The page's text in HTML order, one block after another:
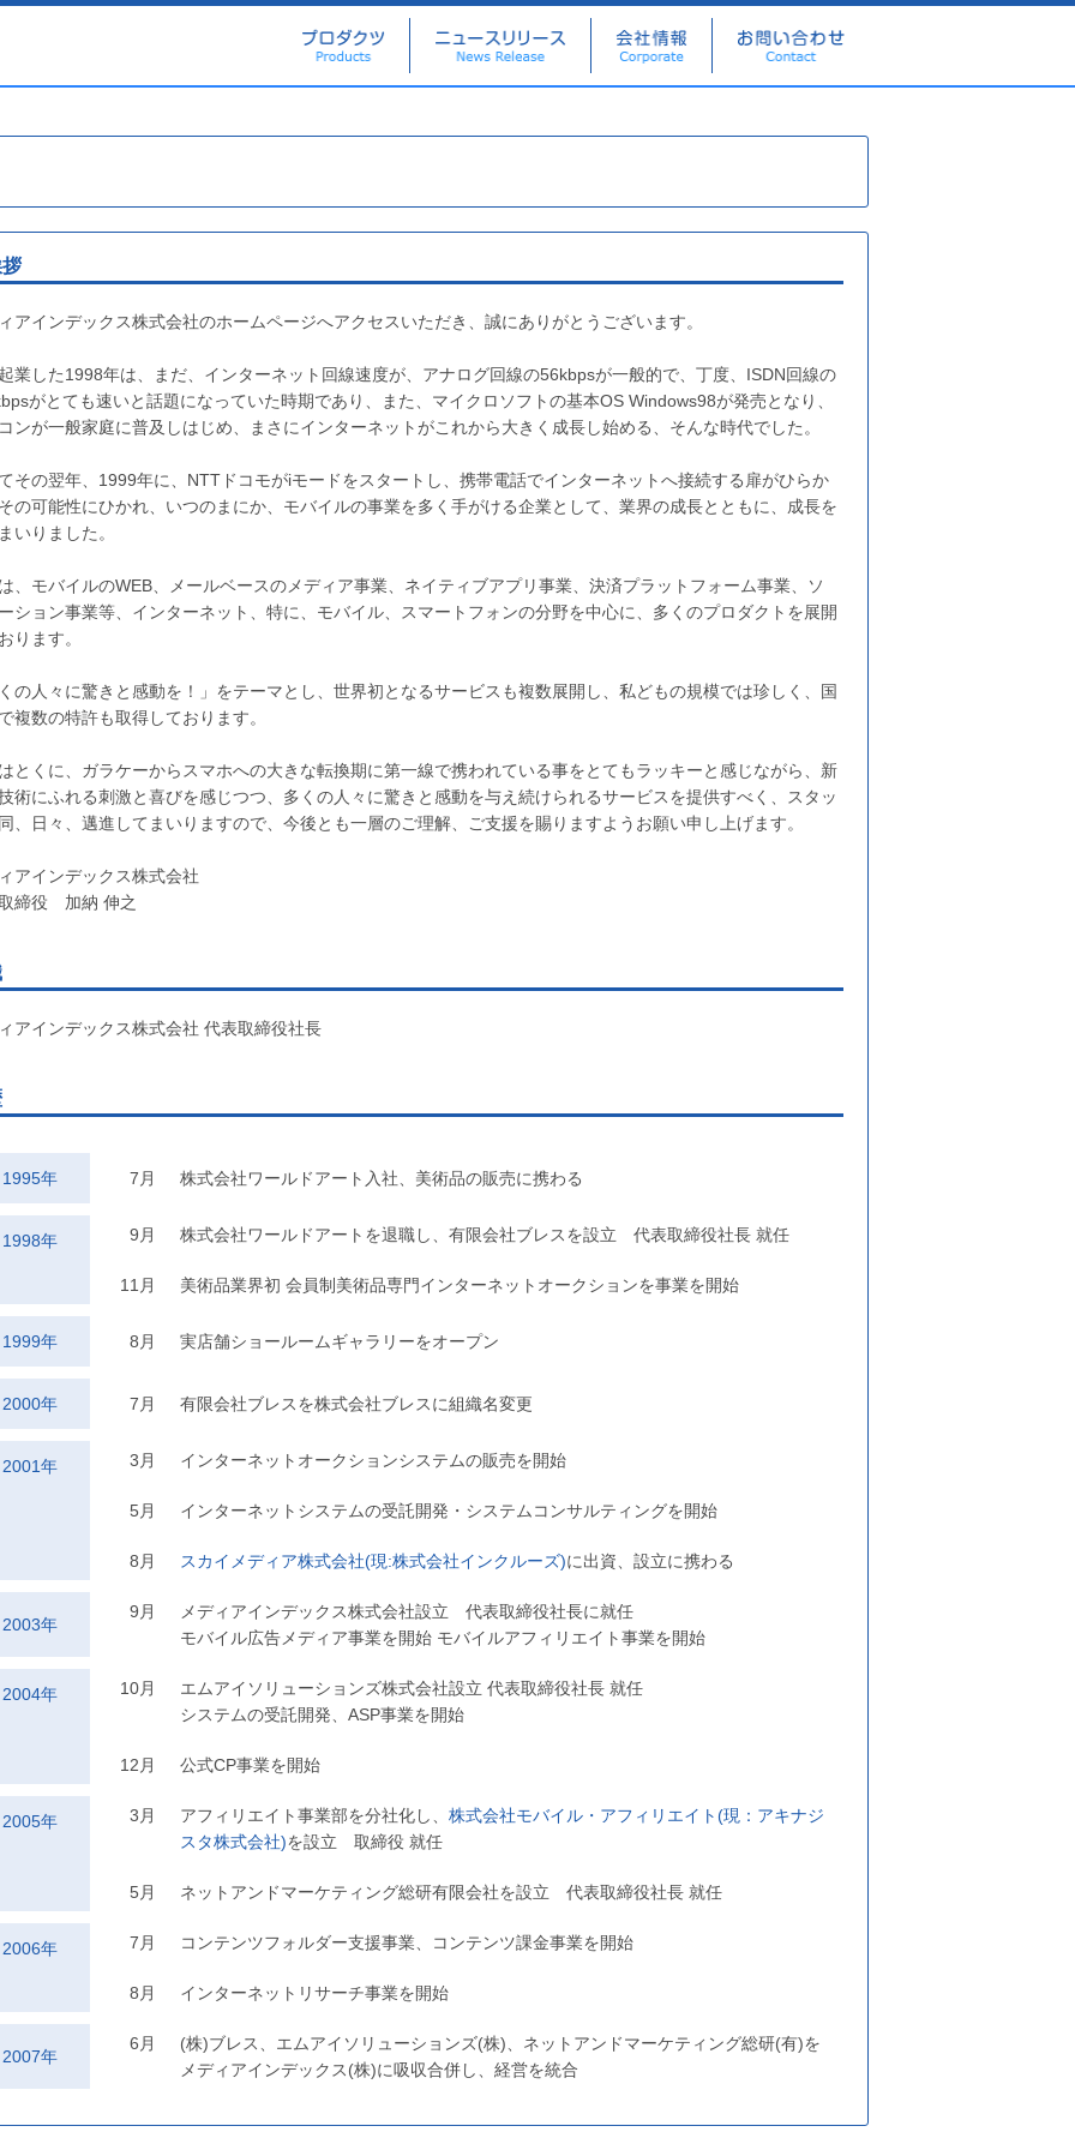
アインデックス株式会社のホームページへアクセスいただき、誠にありがとうございます。
業した1998年は、まだ、インターネット回線速度が、アナログ回線の56kbpsが一般的で、丁度、ISDN回線の
がとても速いと話題になっていた時期であり、また、マイクロソフトの基本OS Windows98が発売となり、
ンが一般家庭に普及しはじめ、まさにインターネットがこれから大きく成長し始める、そんな時代でした。
その翌年、1999年に、NTTドコモがiモードをスタートし、携帯電話でインターネットへ接続する扉がひらか
の可能性にひかれ、いつのまにか、モバイルの事業を多く手がける企業として、業界の成長とともに、成長を
いりました。
、モバイルのWEB、メールベースのメディア事業、ネイティブアプリ事業、決済プラットフォーム事業、ソ
ション事業等、インターネット、特に、モバイル、スマートフォンの分野を中心に、多くのプロダクトを展開
ります。
の人々に驚きと感動を！」をテーマとし、世界初となるサービスも複数展開し、私どもの規模では珍しく、国
複数の特許も取得しております。
とくに、ガラケーからスマホへの大きな転換期に第一線で携われている事をとてもラッキーと感じながら、新
術にふれる刺激と喜びを感じつつ、多くの人々に驚きと感動を与え続けられるサービスを提供すべく、スタッ
、日々、邁進してまいりますので、今後とも一層のご理解、ご支援を賜りますようお願い申し上げます。
アインデックス株式会社
締役 加納 伸之
アインデックス株式会社 代表取締役社長
1995年 7月 株式会社ワールドアート入社、美術品の販売に携わる
1998年 9月 株式会社ワールドアートを退職し、有限会社ブレスを設立 代表取締役社長 就任
11月 美術品業界初 会員制美術品専門インターネットオークションを事業を開始
1999年 8月 実店舗ショールームギャラリーをオープン
2000年 7月 有限会社ブレスを株式会社ブレスに組織名変更
2001年 3月 インターネットオークションシステムの販売を開始
5月 インターネットシステムの受託開発・システムコンサルティングを開始
8月 スカイメディア株式会社(現:株式会社インクルーズ)に出資、設立に携わる
2003年
9月
メディアインデックス株式会社設立 代表取締役社長に就任
モバイル広告メディア事業を開始 モバイルアフィリエイト事業を開始
2004年 10月
エムアイソリューションズ株式会社設立 代表取締役社長 就任
システムの受託開発、ASP事業を開始
12月 公式CP事業を開始
2005年 3月 アフィリエイト事業部を分社化し、 株式会社モバイル・アフィリエイト(現：アキナジ
スタ株式会社)を設立 取締役 就任
5月 ネットアンドマーケティング総研有限会社を設立 代表取締役社長 就任
2006年 7月 コンテンツフォルダー支援事業、コンテンツ課金事業を開始
8月 インターネットリサーチ事業を開始
2007年
6月
(株)ブレス、エムアイソリューションズ(株)、ネットアンドマーケティング総研(有)を
メディアインデックス(株)に吸収合併し、経営を統合